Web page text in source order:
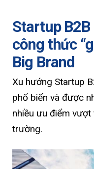
Startup B2B
công thức
Big Brand
Xu hướng Startup
phổ biến và được
nhiều ưu điểm
trường.